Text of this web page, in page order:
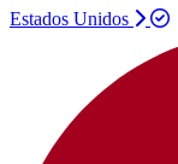
Estados Unidos